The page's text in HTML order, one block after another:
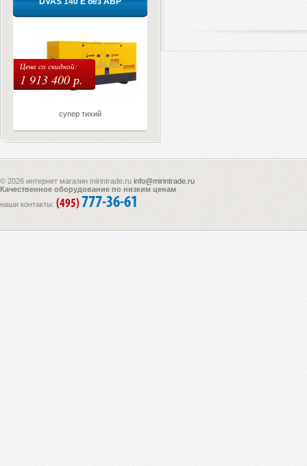
Цена со скидкой:
1 913 400 р.
супер тихий
© 2026 интернет магазин mirintrade.ru info@mirintrade.ru
Качественное оборудование по низким ценам
наши контакты: (495) 777-36-61